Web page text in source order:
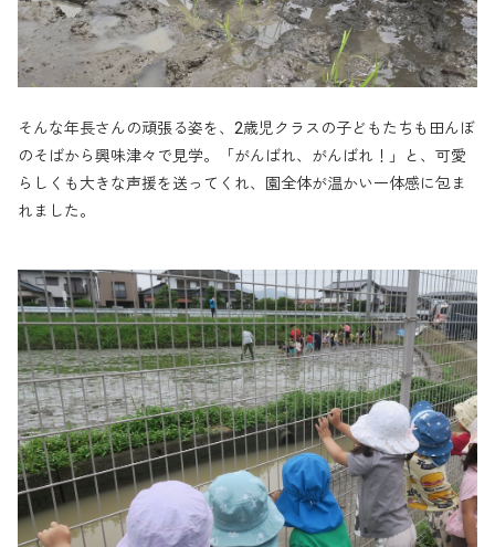
そんな年長さんの頑張る姿を、2歳児クラスの子どもたちも田んぼ
のそばから興味津々で見学。「がんばれ、がんばれ！」と、可愛
らしくも大きな声援を送ってくれ、園全体が温かい一体感に包ま
れました。